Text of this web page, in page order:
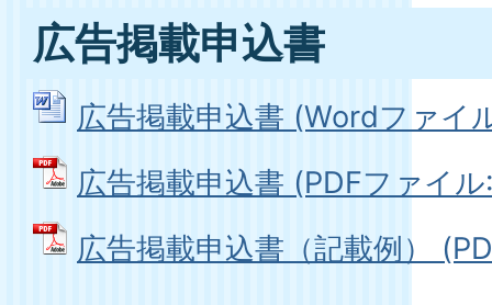
広告掲載申込書
広告掲載申込書 (Wordファイ
広告掲載申込書 (PDFファイ
広告掲載申込書（記載例）